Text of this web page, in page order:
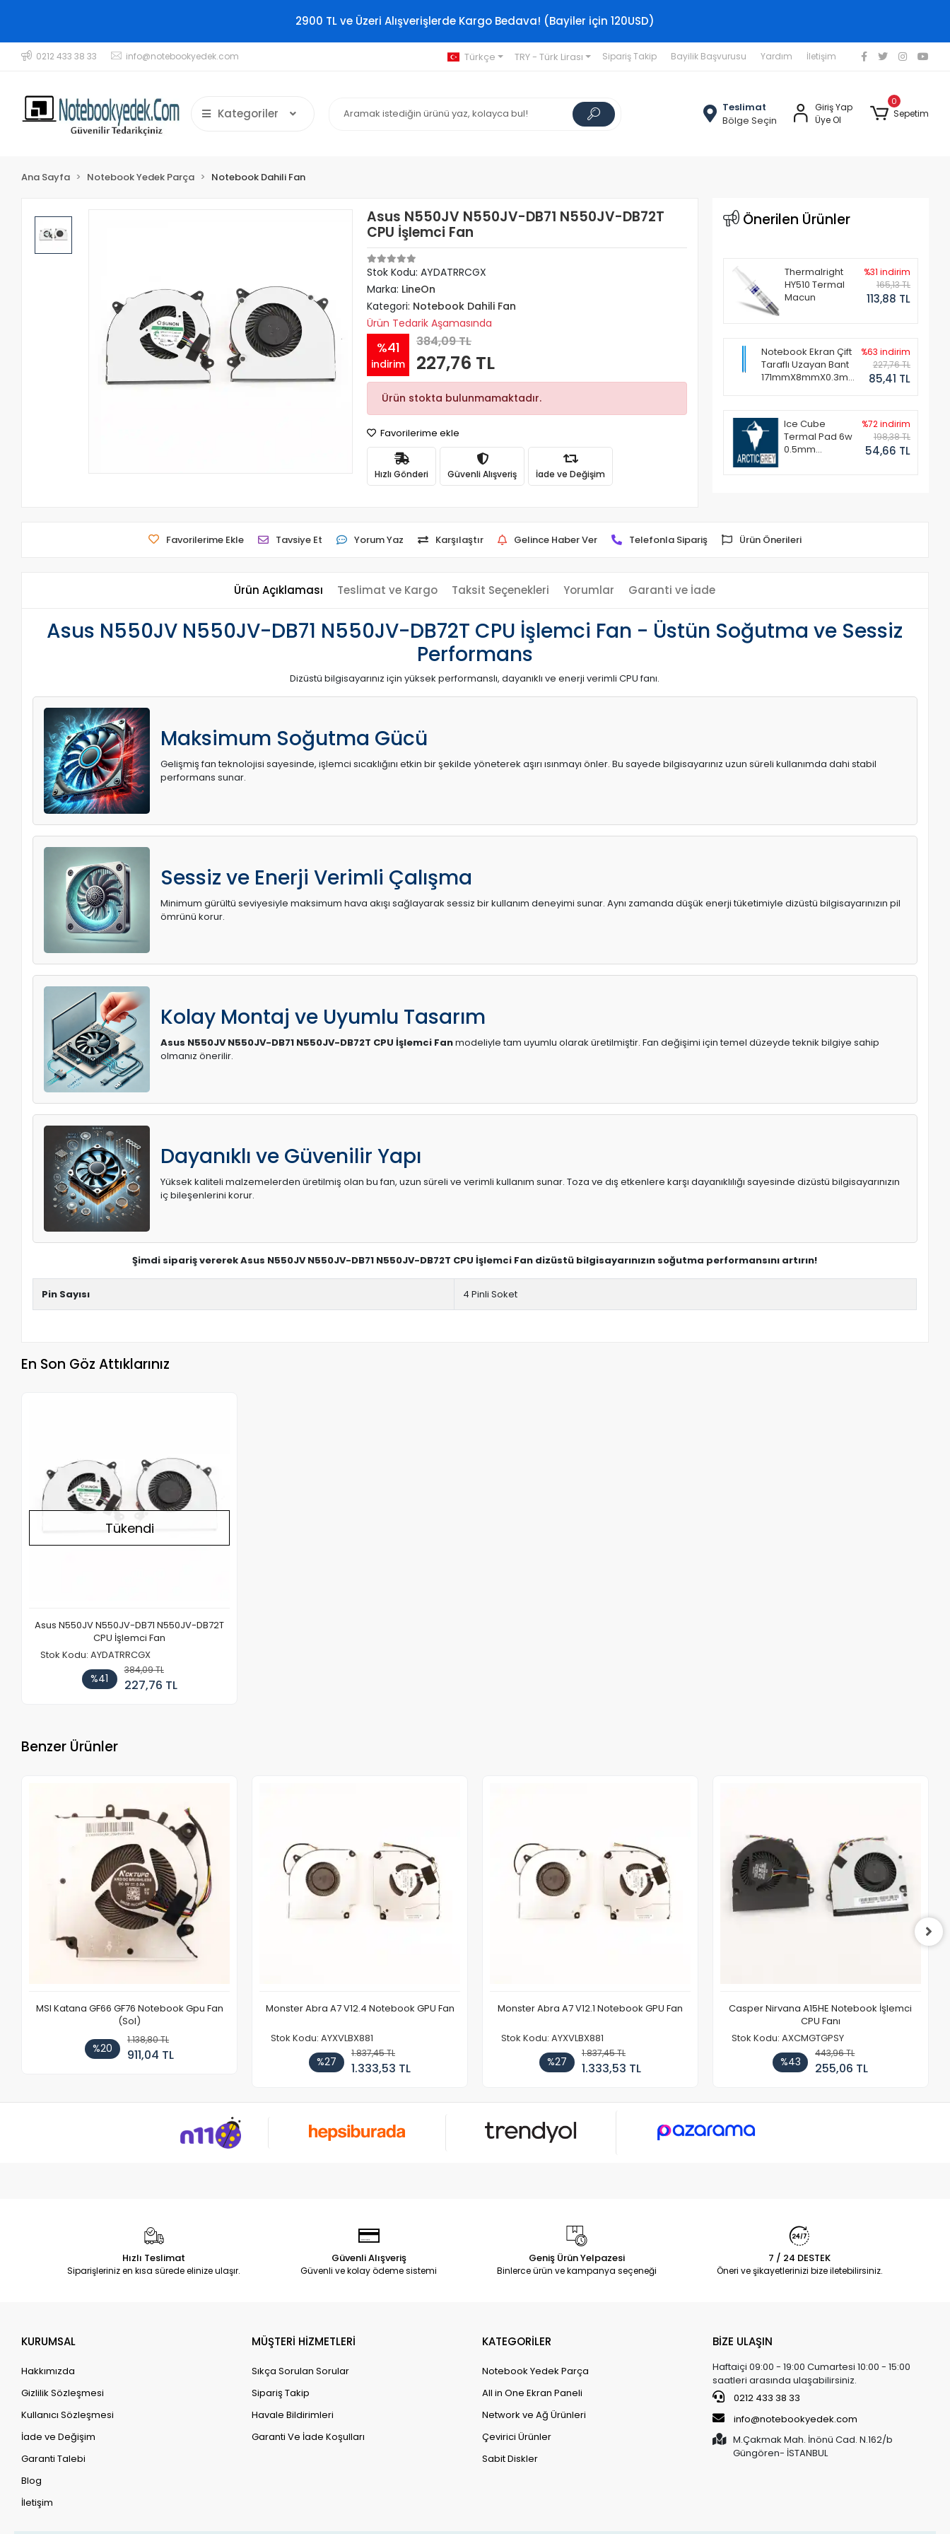
2900 TL ve Üzeri Alışverişlerde Kargo Bedava! (Bayiler için 120USD)
0212 433 38 33 info@notebookyedek.com Türkçe TRY - Türk Lirası Sipariş Takip Bayilik Başvurusu Yardım İletişim
Kategoriler
Teslimat
Bölge Seçin
Giriş Yap
Üye Ol
0
Sepetim
Ana Sayfa Notebook Yedek Parça Notebook Dahili Fan
Asus N550JV N550JV-DB71 N550JV-DB72T
CPU İşlemci Fan
Stok Kodu: AYDATRRCGX
Marka: LineOn
Kategori: Notebook Dahili Fan
Ürün Tedarik Aşamasında
%41
indirim
384,09 TL
227,76 TL
Ürün stokta bulunmamaktadır.
Favorilerime ekle
Hızlı Gönderi Güvenli Alışveriş İade ve Değişim
Önerilen Ürünler
Thermalright
HY510 Termal
Macun
%31 indirim
165,13 TL
113,88 TL
Notebook Ekran Çift
Taraflı Uzayan Bant
171mmX8mmX0.3mm
%63 indirim
227,76 TL
85,41 TL
Ice Cube
Termal Pad 6w
0.5mm
%72 indirim
198,38 TL
54,66 TL
Favorilerime Ekle Tavsiye Et Yorum Yaz Karşılaştır Gelince Haber Ver Telefonla Sipariş Ürün Önerileri
Ürün Açıklaması Teslimat ve Kargo Taksit Seçenekleri Yorumlar Garanti ve İade
Asus N550JV N550JV-DB71 N550JV-DB72T CPU İşlemci Fan - Üstün Soğutma ve Sessiz
Performans
Dizüstü bilgisayarınız için yüksek performanslı, dayanıklı ve enerji verimli CPU fanı.
Maksimum Soğutma Gücü
Gelişmiş fan teknolojisi sayesinde, işlemci sıcaklığını etkin bir şekilde yöneterek aşırı ısınmayı önler. Bu sayede bilgisayarınız uzun süreli kullanımda dahi stabil
performans sunar.
Sessiz ve Enerji Verimli Çalışma
Minimum gürültü seviyesiyle maksimum hava akışı sağlayarak sessiz bir kullanım deneyimi sunar. Aynı zamanda düşük enerji tüketimiyle dizüstü bilgisayarınızın pil
ömrünü korur.
Kolay Montaj ve Uyumlu Tasarım
Asus N550JV N550JV-DB71 N550JV-DB72T CPU İşlemci Fanmodeliyle tam uyumlu olarak üretilmiştir. Fan değişimi için temel düzeyde teknik bilgiye sahip
olmanız önerilir.
Dayanıklı ve Güvenilir Yapı
Yüksek kaliteli malzemelerden üretilmiş olan bu fan, uzun süreli ve verimli kullanım sunar. Toza ve dış etkenlere karşı dayanıklılığı sayesinde dizüstü bilgisayarınızın
iç bileşenlerini korur.
Şimdi sipariş vererek Asus N550JV N550JV-DB71 N550JV-DB72T CPU İşlemci Fan dizüstü bilgisayarınızın soğutma performansını artırın!
Pin Sayısı 4 Pinli Soket
En Son Göz Attıklarınız
Tükendi
Asus N550JV N550JV-DB71 N550JV-DB72T
CPU İşlemci Fan
Stok Kodu: AYDATRRCGX
%41
384,09 TL
227,76 TL
Benzer Ürünler
MSI Katana GF66 GF76 Notebook Gpu Fan
(Sol)
%20
1.138,80 TL
911,04 TL
Monster Abra A7 V12.4 Notebook GPU Fan
Stok Kodu: AYXVLBX881
%27
1.837,45 TL
1.333,53 TL
Monster Abra A7 V12.1 Notebook GPU Fan
Stok Kodu: AYXVLBX881
%27
1.837,45 TL
1.333,53 TL
Casper Nirvana A15HE Notebook İşlemci
CPU Fanı
Stok Kodu: AXCMGTGPSY
%43
443,96 TL
255,06 TL
Hızlı Teslimat
Siparişleriniz en kısa sürede elinize ulaşır.
Güvenli Alışveriş
Güvenli ve kolay ödeme sistemi
Geniş Ürün Yelpazesi
Binlerce ürün ve kampanya seçeneği
7 / 24 DESTEK
Öneri ve şikayetlerinizi bize iletebilirsiniz.
KURUMSAL
Hakkımızda
Gizlilik Sözleşmesi
Kullanıcı Sözleşmesi
İade ve Değişim
Garanti Talebi
Blog
İletişim
MÜŞTERİ HİZMETLERİ
Sıkça Sorulan Sorular
Sipariş Takip
Havale Bildirimleri
Garanti Ve İade Koşulları
KATEGORİLER
Notebook Yedek Parça
All in One Ekran Paneli
Network ve Ağ Ürünleri
Çevirici Ürünler
Sabit Diskler
BİZE ULAŞIN
Haftaiçi 09:00 - 19:00 Cumartesi 10:00 - 15:00
saatleri arasında ulaşabilirsiniz.
0212 433 38 33
info@notebookyedek.com
M.Çakmak Mah. İnönü Cad. N.162/b
Güngören- İSTANBUL